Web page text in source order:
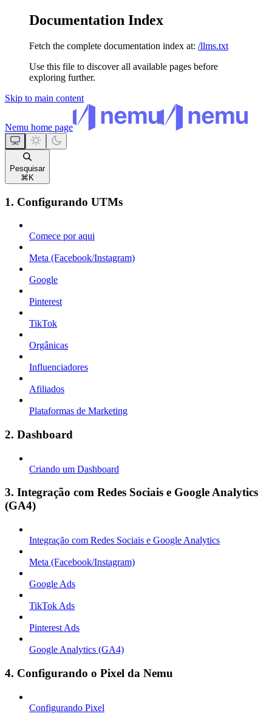
Documentation Index
Fetch the complete documentation index at: /llms.txt
Use this file to discover all available pages before
exploring further.
Skip to main content
Nemu home page
Pesquisar
⌘ K
1. Configurando UTMs
Comece por aqui
Meta (Facebook/Instagram)
Google
Pinterest
TikTok
Orgânicas
Influenciadores
Afiliados
Plataformas de Marketing
2. Dashboard
Criando um Dashboard
3. Integração com Redes Sociais e Google Analytics
(GA4)
Integração com Redes Sociais e Google Analytics
Meta (Facebook/Instagram)
Google Ads
TikTok Ads
Pinterest Ads
Google Analytics (GA4)
4. Configurando o Pixel da Nemu
Configurando Pixel